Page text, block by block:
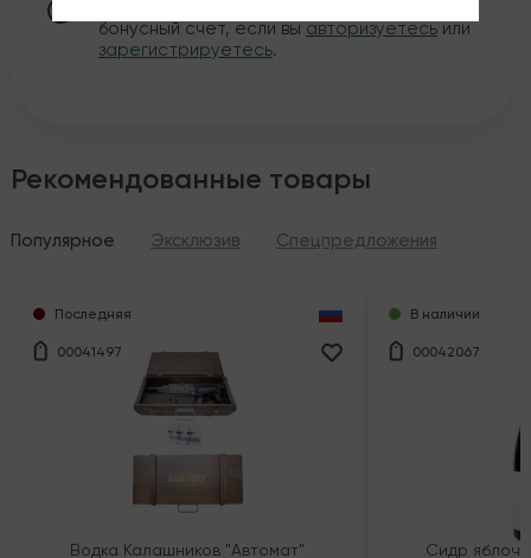
бонусный счет, если вы авторизуетесь или
зарегистрируетесь.
Рекомендованные товары
Популярное Эксклюзив Спецпредложения
Последняя
00041497
Водка Калашников "Автомат"
В наличии
00042067
Сидр